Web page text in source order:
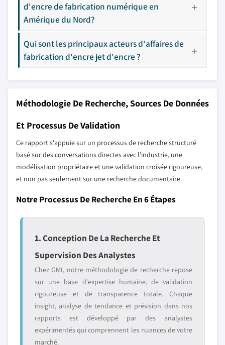
d'encre de fabrication numérique en
Amérique du Nord?
Qui sont les principaux acteurs d'affaires de
fabrication d'encre jet d'encre ?
Méthodologie De Recherche, Sources De Données
Et Processus De Validation
Ce rapport s'appuie sur un processus de recherche structuré
basé sur des conversations directes avec l'industrie, une
modélisation propriétaire et une validation croisée rigoureuse,
et non pas seulement sur une recherche documentaire.
Notre Processus De Recherche En 6 Étapes
1. Conception De La Recherche Et
Supervision Des Analystes
Chez GMI, notre méthodologie de recherche repose
sur une base d'expertise humaine, de validation
rigoureuse et de transparence totale. Chaque
insight, analyse de tendance et prévision dans nos
rapports est développé par des analystes
expérimentés qui comprennent les nuances de votre
marché.